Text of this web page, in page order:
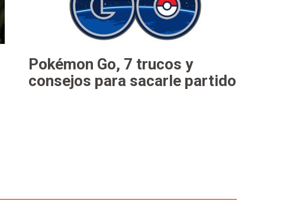
Pokémon Go, 7 trucos y
consejos para sacarle partido